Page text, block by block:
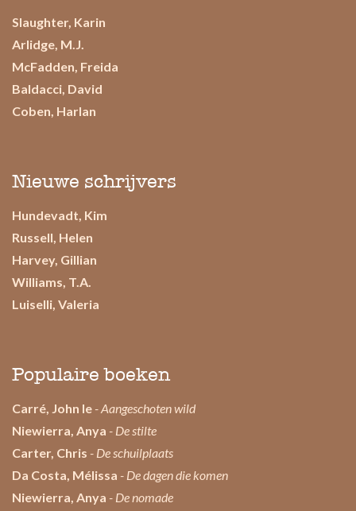
Slaughter, Karin
Arlidge, M.J.
McFadden, Freida
Baldacci, David
Coben, Harlan
Nieuwe schrijvers
Hundevadt, Kim
Russell, Helen
Harvey, Gillian
Williams, T.A.
Luiselli, Valeria
Populaire boeken
Carré, John le - Aangeschoten wild
Niewierra, Anya - De stilte
Carter, Chris - De schuilplaats
Da Costa, Mélissa - De dagen die komen
Niewierra, Anya - De nomade